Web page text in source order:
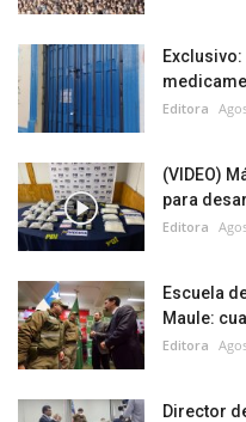
Editora
(VIDEO)
para
Editora
Escuela
Maule:
Editora
Director